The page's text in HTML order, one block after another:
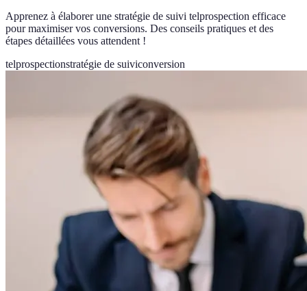
Apprenez à élaborer une stratégie de suivi telprospection efficace
pour maximiser vos conversions. Des conseils pratiques et des
étapes détaillées vous attendent !
telprospectionstratégie de suiviconversion